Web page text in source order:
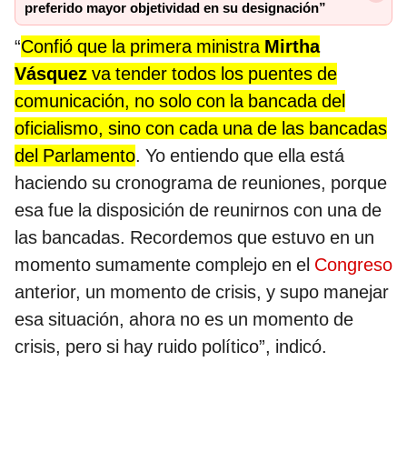
preferido mayor objetividad en su designación”
“Confió que la primera ministraMirtha
Vásquez va tender todos los puentes de
comunicación, no solo con la bancada del
oficialismo, sino con cada una de las bancadas
del Parlamento. Yo entiendo que ella está
haciendo su cronograma de reuniones, porque
esa fue la disposición de reunirnos con una de
las bancadas. Recordemos que estuvo en un
momento sumamente complejo en el Congreso
anterior, un momento de crisis, y supo manejar
esa situación, ahora no es un momento de
crisis, pero si hay ruido político”, indicó.